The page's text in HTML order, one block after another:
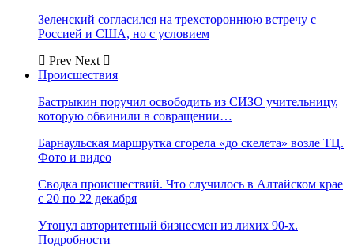
Зеленский согласился на трехстороннюю встречу с
Россией и США, но с условием
Prev Next
Происшествия
Бастрыкин поручил освободить из СИЗО учительницу,
которую обвинили в совращении…
Барнаульская маршрутка сгорела «до скелета» возле ТЦ.
Фото и видео
Сводка происшествий. Что случилось в Алтайском крае
с 20 по 22 декабря
Утонул авторитетный бизнесмен из лихих 90-х.
Подробности